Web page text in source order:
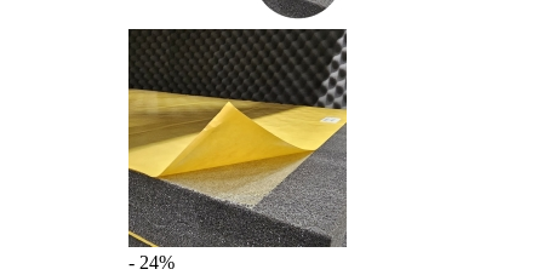
- 24%